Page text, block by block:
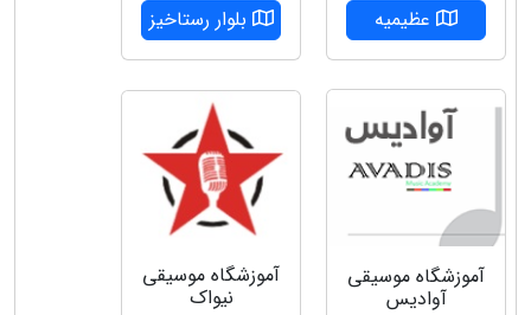
عظیمیه بلوار رستاخیز
آموزشگاه موسیقی
آوادیس
آموزشگاه موسیقی
نیواک